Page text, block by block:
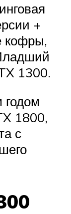
+
кофры,
1300.
годом
1800,
с